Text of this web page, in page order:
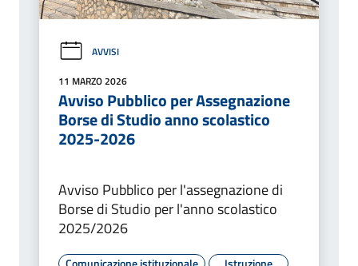
AVVISI
11 MARZO 2026
Avviso Pubblico per Assegnazione
Borse di Studio anno scolastico
2025-2026
Avviso Pubblico per l'assegnazione di
Borse di Studio per l'anno scolastico
2025/2026